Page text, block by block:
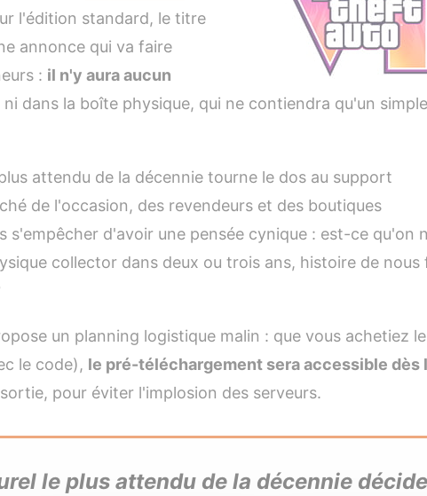
VI
l'édition standard, le titre
annonce qui va faire
: il n'y aura aucun
dans la boîte physique, qui ne contiendra qu'un simple
attendu de la décennie tourne le dos au support
de l'occasion, des revendeurs et des boutiques
s'empêcher d'avoir une pensée cynique : est-ce qu'on
collector dans deux ou trois ans, histoire de nous
un planning logistique malin : que vous achetiez
le code), le pré-téléchargement sera accessible dès
pour éviter l'implosion des serveurs.
le plus attendu de la décennie décide